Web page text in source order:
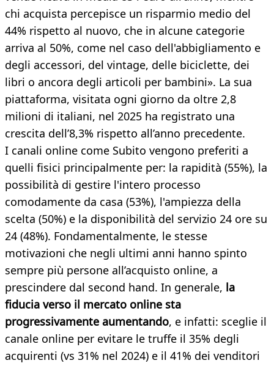
chi acquista percepisce un risparmio medio del
44% rispetto al nuovo, che in alcune categorie
arriva al 50%, come nel caso dell'abbigliamento e
degli accessori, del vintage, delle biciclette, dei
libri o ancora degli articoli per bambini». La sua
piattaforma, visitata ogni giorno da oltre 2,8
milioni di italiani, nel 2025 ha registrato una
crescita dell’8,3% rispetto all’anno precedente.
I canali online come Subito vengono preferiti a
quelli fisici principalmente per: la rapidità (55%), la
possibilità di gestire l'intero processo
comodamente da casa (53%), l'ampiezza della
scelta (50%) e la disponibilità del servizio 24 ore su
24 (48%). Fondamentalmente, le stesse
motivazioni che negli ultimi anni hanno spinto
sempre più persone all’acquisto online, a
prescindere dal second hand. In generale, la
fiducia verso il mercato online sta
progressivamente aumentando, e infatti: sceglie il
canale online per evitare le truffe il 35% degli
acquirenti (vs 31% nel 2024) e il 41% dei venditori